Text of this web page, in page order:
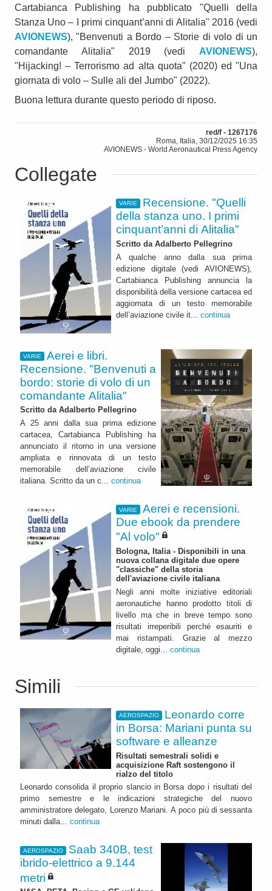
Cartabianca Publishing ha pubblicato "Quelli della
Stanza Uno – I primi cinquant’anni di Alitalia" 2016 (vedi
AVIONEWS), "Benvenuti a Bordo – Storie di volo di un
comandante Alitalia" 2019 (vedi AVIONEWS),
"Hijacking! – Terrorismo ad alta quota" (2020) ed "Una
giornata di volo – Sulle ali del Jumbo" (2022).
Buona lettura durante questo periodo di riposo.
red/f - 1267176
Roma, Italia, 30/12/2025 16:35
AVIONEWS - World Aeronautical Press Agency
Collegate
VARIE
Recensione. "Quelli
della stanza uno. I primi
cinquant’anni di Alitalia"
Scritto da Adalberto Pellegrino
A qualche anno dalla sua prima
edizione digitale (vedi AVIONEWS),
Cartabianca Publishing annuncia la
disponibilità della versione cartacea ed
aggiornata di un testo memorabile
dell’aviazione civile it... continua
VARIE
Aerei e libri.
Recensione. "Benvenuti a
bordo: storie di volo di un
comandante Alitalia"
Scritto da Adalberto Pellegrino
A 25 anni dalla sua prima edizione
cartacea, Cartabianca Publishing ha
annunciato il ritorno in una versione
ampliata e rinnovata di un testo
memorabile dell’aviazione civile
italiana. Scritto da un c... continua
VARIE
Aerei e recensioni.
Due ebook da prendere
"Al volo"
Bologna, Italia - Disponibili in una
nuova collana digitale due opere
"classiche" della storia
dell'aviazione civile italiana
Negli anni molte iniziative editoriali
aeronautiche hanno prodotto titoli di
livello ma che in breve tempo sono
risultati irreperibili perché esauriti e
mai ristampati. Grazie al mezzo
digitale, oggi... continua
Simili
AEROSPAZIO
Leonardo corre
in Borsa: Mariani punta su
software e alleanze
Risultati semestrali solidi e
acquisizione Raft sostengono il
rialzo del titolo
Leonardo consolida il proprio slancio in Borsa dopo i risultati del
primo semestre e le indicazioni strategiche del nuovo
amministratore delegato, Lorenzo Mariani. A poco più di sessanta
minuti dalla... continua
AEROSPAZIO
Saab 340B, test
ibrido-elettrico a 9.144
metri